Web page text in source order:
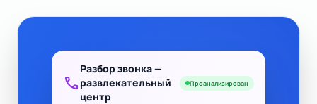
call
Разбор звонка —
развлекательный
центр
Проанализирован